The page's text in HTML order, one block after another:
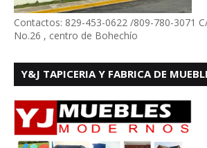
Contactos: 829-453-0622 /809-780-3071
No.26 , centro de Bohechío
Y&J TAPICERIA Y FABRICA DE